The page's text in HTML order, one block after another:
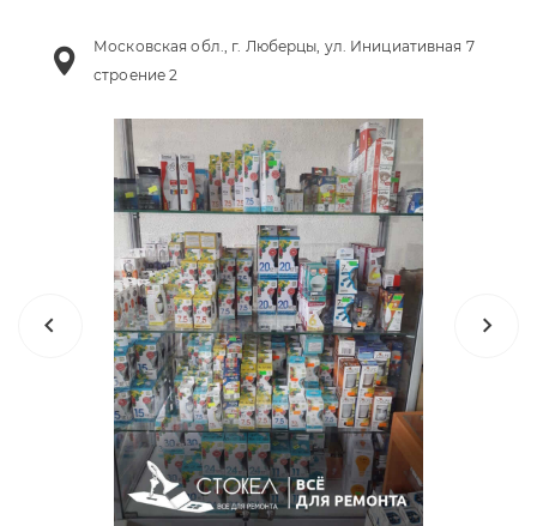
Московская обл., г. Люберцы, ул. Инициативная 7
строение 2